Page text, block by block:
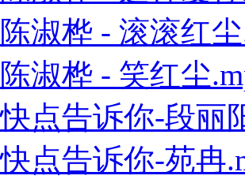
陈淑桦 - 滚滚红
陈淑桦 - 笑红尘
快点告诉你-段丽
快点告诉你-苑冉